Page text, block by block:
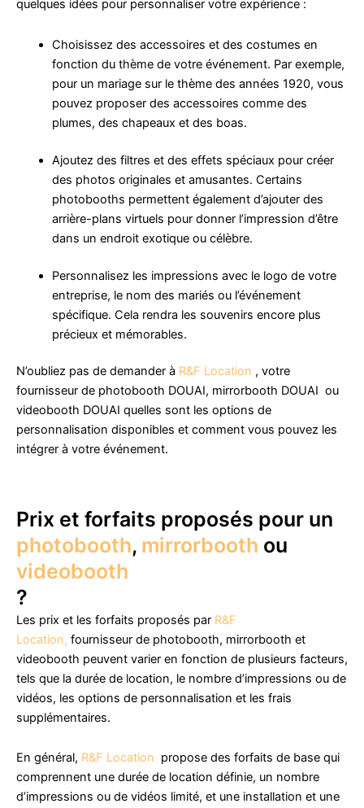
quelques idées pour personnaliser votre expérience :
Choisissez des accessoires et des costumes en
fonction du thème de votre événement. Par exemple,
pour un mariage sur le thème des années 1920, vous
pouvez proposer des accessoires comme des
plumes, des chapeaux et des boas.
Ajoutez des filtres et des effets spéciaux pour créer
des photos originales et amusantes. Certains
photobooths permettent également d’ajouter des
arrière-plans virtuels pour donner l’impression d’être
dans un endroit exotique ou célèbre.
Personnalisez les impressions avec le logo de votre
entreprise, le nom des mariés ou l’événement
spécifique. Cela rendra les souvenirs encore plus
précieux et mémorables.
N’oubliez pas de demander à R&F Location , votre
fournisseur de photobooth DOUAI, mirrorbooth DOUAI ou
videobooth DOUAI quelles sont les options de
personnalisation disponibles et comment vous pouvez les
intégrer à votre événement.
Prix et forfaits proposés pour un
photobooth, mirrorbooth ou
videobooth
?
Les prix et les forfaits proposés par R&F
Location, fournisseur de photobooth, mirrorbooth et
videobooth peuvent varier en fonction de plusieurs facteurs,
tels que la durée de location, le nombre d’impressions ou de
vidéos, les options de personnalisation et les frais
supplémentaires.
En général, R&F Location propose des forfaits de base qui
comprennent une durée de location définie, un nombre
d’impressions ou de vidéos limité, et une installation et une